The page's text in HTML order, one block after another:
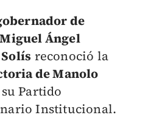
de
Ángel
reconoció la
de Manolo
Partido
Institucional.